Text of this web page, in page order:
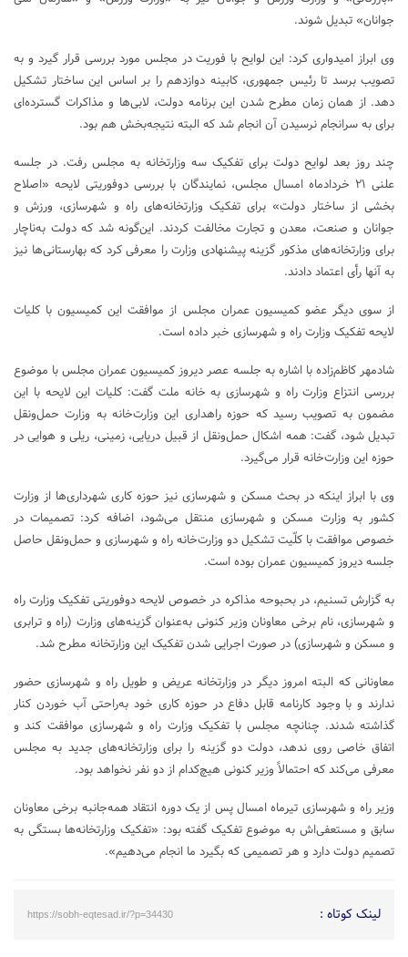
جوانان» تبدیل شوند.
وی ابراز امیدواری کرد: این لوایح با فوریت در مجلس مورد بررسی قرار گیرد و به
تصویب برسد تا رئیس جمهوری، کابینه دوازدهم را بر اساس این ساختار تشکیل
دهد. از همان زمان مطرح شدن این برنامه دولت، لابی‌ها و مذاکرات گسترده‌ای
برای به سرانجام نرسیدن آن انجام شد که البته نتیجه‌بخش هم بود.
چند روز بعد لوایح دولت برای تفکیک سه وزارتخانه به مجلس رفت. در جلسه
علنی ۲۱ خردادماه امسال مجلس، نمایندگان با بررسی دوفوریتی لایحه «اصلاح
بخشی از ساختار دولت» برای تفکیک وزارتخانه‌های راه و شهرسازی، ورزش و
جوانان و صنعت، معدن و تجارت مخالفت کردند. این‌گونه شد که دولت به‌ناچار
برای وزارتخانه‌های مذکور گزینه پیشنهادی وزارت را معرفی کرد که بهارستانی‌ها نیز
به آنها رأی اعتماد دادند.
از سوی دیگر عضو کمیسیون عمران مجلس از موافقت این کمیسیون با کلیات
لایحه تفکیک وزارت راه و شهرسازی خبر داده است.
شادمهر کاظم‌زاده با اشاره به جلسه عصر دیروز کمیسیون عمران مجلس با موضوع
بررسی انتزاع وزارت راه و شهرسازی به خانه ملت گفت: کلیات این لایحه با این
مضمون به تصویب رسید که حوزه راهداری این وزارت‌خانه به وزارت حمل‌ونقل
تبدیل شود، گفت: همه اشکال حمل‌ونقل از قبیل دریایی، زمینی، ریلی و هوایی در
حوزه این وزارت‌خانه قرار می‌گیرد.
وی با ابراز اینکه در بحث مسکن و شهرسازی نیز حوزه کاری شهرداری‌ها از وزارت
کشور به وزارت مسکن و شهرسازی منتقل می‌شود، اضافه کرد: تصمیمات در
خصوص موافقت با کلّیت تشکیل دو وزارت‌خانه راه و شهرسازی و حمل‌ونقل حاصل
جلسه دیروز کمیسیون عمران بوده است.
به گزارش تسنیم، در بحبوحه مذاکره در خصوص لایحه دوفوریتی تفکیک وزارت راه
و شهرسازی، نام برخی معاونان وزیر کنونی به‌عنوان گزینه‌های وزارت (راه و ترابری
و مسکن و شهرسازی) در صورت اجرایی شدن تفکیک این وزارتخانه مطرح شد.
معاونانی که البته امروز دیگر در وزارتخانه عریض و طویل راه و شهرسازی حضور
ندارند و با وجود کارنامه قابل دفاع در حوزه کاری خود به‌راحتی آب خوردن کنار
گذاشته شدند. چنانچه مجلس با تفکیک وزارت راه و شهرسازی موافقت کند و
اتفاق خاصی روی ندهد،‌ دولت دو گزینه را برای وزارتخانه‌های جدید به مجلس
معرفی می‌کند که احتمالاً وزیر کنونی هیچ‌کدام از دو نفر نخواهد بود.
وزیر راه و شهرسازی تیرماه امسال پس از یک دوره انتقاد همه‌جانبه برخی معاونان
سابق و مستعفی‌اش به موضوع تفکیک گفته بود: «تفکیک وزارتخانه‌ها بستگی به
تصمیم دولت دارد و هر تصمیمی که بگیرد ما انجام می‌دهیم».
لینک کوتاه : https://sobh-eqtesad.ir/?p=34430